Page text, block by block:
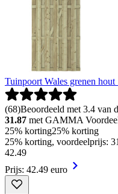
Tuinpoort Wales grenen
(68)Beoordeeld met 3.4 van
31.87 met GAMMA
25% korting25% korting
25% korting, voordeelprijs:
42.49
Prijs: 42.49 euro